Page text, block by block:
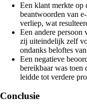
Een klant merkte op
beantwoorden van
verliep, wat
Een andere
zij uiteindelijk zelf
ondanks beloftes
Een negatieve
bereikbaar was toen
leidde tot verdere
Conclusie